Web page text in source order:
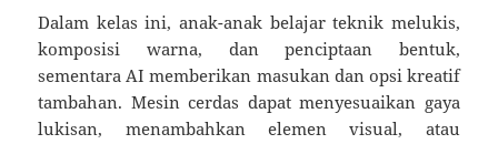
Dalam kelas ini, anak-anak belajar teknik melukis,
komposisi warna, dan penciptaan bentuk,
sementara AI memberikan masukan dan opsi kreatif
tambahan. Mesin cerdas dapat menyesuaikan gaya
lukisan, menambahkan elemen visual, atau